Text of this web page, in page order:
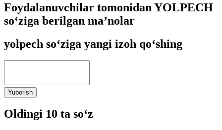
Foydalanuvchilar tomonidan YOLPECH
so‘ziga berilgan ma’nolar
yolpech so‘ziga yangi izoh qo‘shing
Yuborish
Oldingi 10 ta so‘z